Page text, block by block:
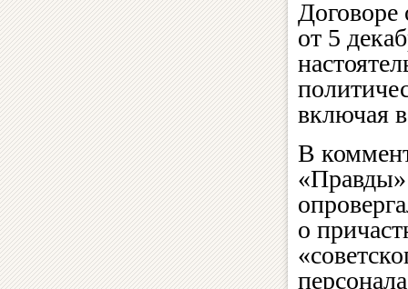
Договоре
от 5
включая
В
о